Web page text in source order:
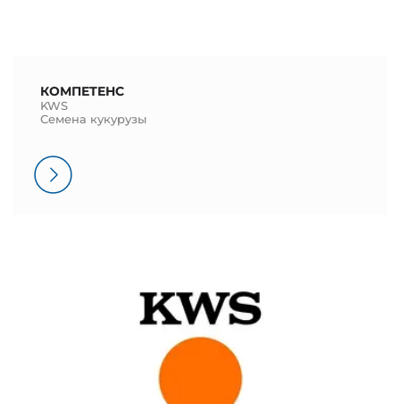
КОМПЕТЕНС
KWS
Семена кукурузы